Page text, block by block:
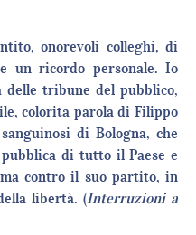
onorevoli colleghi, di
un ricordo personale. Io
delle tribune del pubblico,
colorita parola di Filippo
di Bologna, che
pubblica di tutto il Paese e
contro il suo partito, in
libertà. (Interruzioni a